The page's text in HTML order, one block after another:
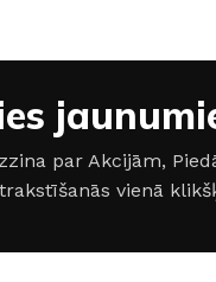
MATERIĀLS
JAUDA 7 W
SPRIEGUMS
par Akcijām,
vienā